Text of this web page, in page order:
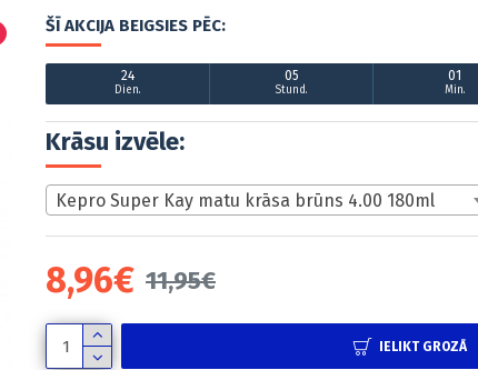
ŠĪ AKCIJA BEIGSIES PĒC:
24
Dien.
05
Stund.
01
Min.
11,95€
8,96€
Krāsu izvēle:
Kepro Super Kay matu krāsa brūns 4.00 180ml
IELIKT GROZĀ